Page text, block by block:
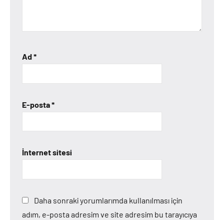
Ad*
E-posta*
İnternet sitesi
Daha sonraki yorumlarımda kullanılması için
adım, e-posta adresim ve site adresim bu tarayıcıya